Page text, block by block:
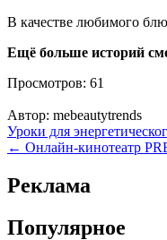
В качестве любимого
Ещё больше историй
Просмотров: 61
Автор: mebeautytrends
Навигация
по
записям
Уроки для
← Онлайн-кинотеатр
Реклама
Популярное